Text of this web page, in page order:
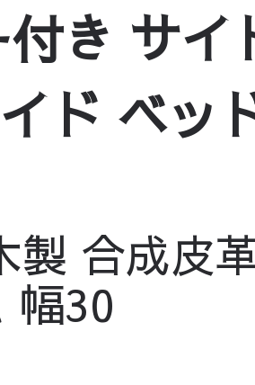
き サイ
ド ベッ
製 合成皮
幅30